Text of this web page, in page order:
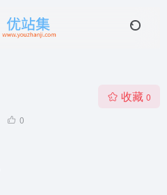
0
收藏 0